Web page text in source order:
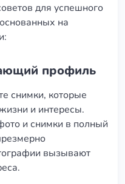
для успешного
на
профиль
снимки, которые
и интересы.
и снимки в полный
вызывают